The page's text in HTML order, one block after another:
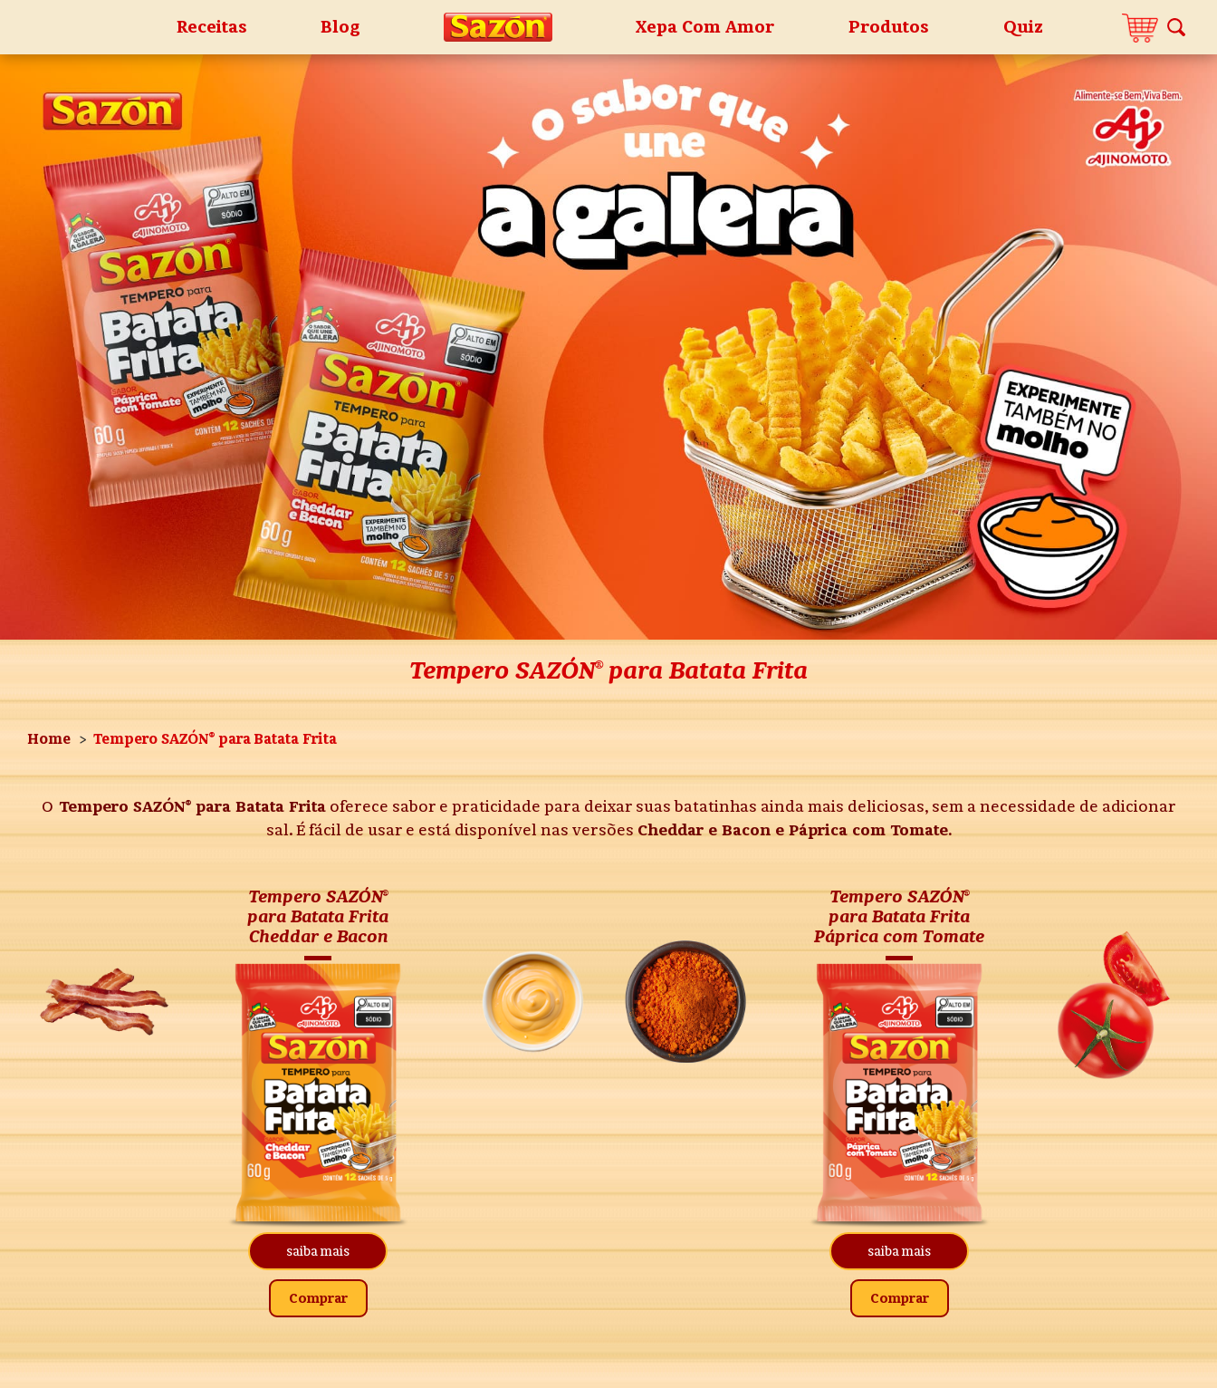
Receitas Blog Xepa Com Amor Produtos Quiz
Tempero SAZÓN® para Batata Frita
Home Tempero SAZÓN® para Batata Frita
O Tempero SAZÓN® para Batata Fritaoferece sabor e praticidade para deixar suas batatinhas ainda mais deliciosas, sem a necessidade de adicionar
sal. É fácil de usar e está disponível nas versõesCheddar e Bacon e Páprica com Tomate.
Tempero SAZÓN®
para Batata Frita
Cheddar e Bacon
saiba mais
Comprar
Tempero SAZÓN®
para Batata Frita
Páprica com Tomate
saiba mais
Comprar